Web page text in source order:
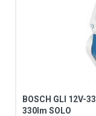
BOSCH GLI 12V-
330lm SOLO